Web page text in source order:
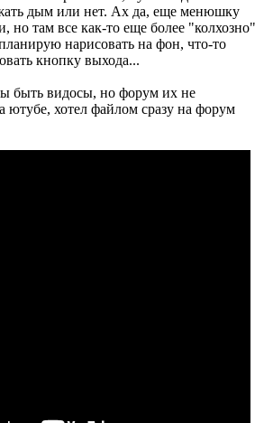
дым или нет. Ах да, еще менюшку
но там все как-то еще более "колхозно"
нарисовать на фон, что-то
кнопку выхода...
быть видосы, но форум их не
ютубе, хотел файлом сразу на форум